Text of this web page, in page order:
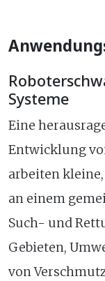
Systeme
Eine
Entwicklung
arbeiten
an einem
Such- und
Gebieten,
von